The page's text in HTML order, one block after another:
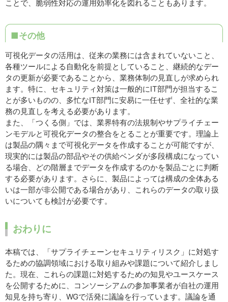
ことで、脆弱性対応の運用効率化を図れることもあります。
■その他
可視化データの活用は、従来の業務には含まれていないこと、
各種ツールによる自動化を前提としていること、継続的なデー
タの更新が必要であることから、業務体制の見直しが求められ
ます。特に、セキュリティ対策は一般的にIT部門が担当するこ
とが多いものの、多忙なIT部門に安易に一任せず、全社的な業
務の見直しを考える必要があります。
また、「つくる側」では、業界特有の法規制やサプライチェー
ンモデルと可視化データの整合をとることが重要です。理論上
は製品の隅々まで可視化データを作成することが可能ですが、
現実的には製品の部品やその供給ベンダが多段構成になってい
る場合、どの階層までデータを作成するのかを製品ごとに判断
する必要があります。さらに、製品によっては構成の全体ある
いは一部が非公開である場合があり、これらのデータの取り扱
いについても検討が必要です。
おわりに
本稿では、「サプライチェーンセキュリティリスク」に対処す
るための協調領域における取り組みや課題について紹介しまし
た。現在、これらの課題に対処するための知見やユースケース
を公開するために、コンソーシアムの参加事業者が自社の運用
知見を持ち寄り、WGで活発に議論を行っています。議論を通